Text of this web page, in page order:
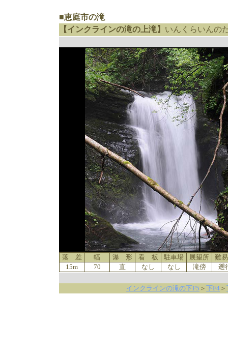
■恵庭市の滝
【インクラインの滝の上滝】 いんくらいんの
落 差 幅 瀑 形 看 板 駐車場 展望所
難
15m
70 直 なし なし 滝傍 遡
インクラインの滝の下F5 ＞ 下F4 ＞